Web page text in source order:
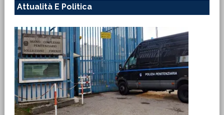
Attualità E Politica